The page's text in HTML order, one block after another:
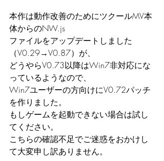
本作は動作改善のためにツクールMV本
体からのNW.js
ファイルをアップデートしました
（V0.29→V0.87）が、
どうやらV0.73以降はWin7非対応にな
っているようなので、
Win7ユーザーの方向けにV0.72パッチ
を作りました。
もしゲームを起動できない場合は試し
てください。
こちらの確認不足でご迷惑をおかけし
て大変申し訳ありません。